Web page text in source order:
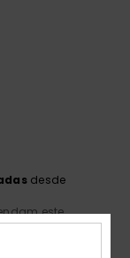
desde
este